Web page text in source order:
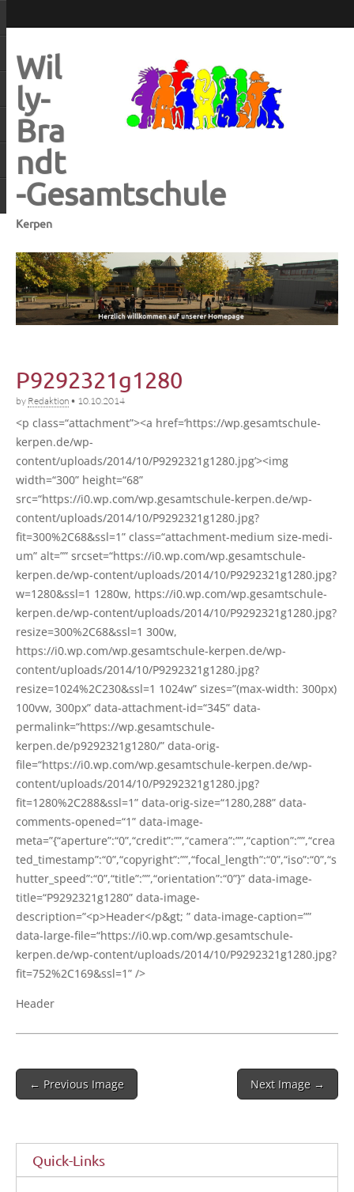
Wil
ly-
Bra
ndt
-Gesamtschule
Kerpen
P9292321g1280
by Redaktion • 10.10.2014
<p class=“attachment”><a href=‘https://wp.gesamtschule-
kerpen.de/wp-
content/uploads/2014/10/P9292321g1280.jpg’><img
width=“300” height=“68”
src=“https://i0.wp.com/wp.gesamtschule-kerpen.de/wp-
content/uploads/2014/10/P9292321g1280.jpg?
fit=300%2C68&ssl=1” class=“attachment-medium size-medi­
um” alt=”” srcset=“https://i0.wp.com/wp.gesamtschule-
kerpen.de/wp-content/uploads/2014/10/P9292321g1280.jpg?
w=1280&ssl=1 1280w, https://i0.wp.com/wp.gesamtschule-
kerpen.de/wp-content/uploads/2014/10/P9292321g1280.jpg?
resize=300%2C68&ssl=1 300w,
https://i0.wp.com/wp.gesamtschule-kerpen.de/wp-
content/uploads/2014/10/P9292321g1280.jpg?
resize=1024%2C230&ssl=1 1024w” sizes=”(max-width: 300px)
100vw, 300px” data-attachment-id=“345” data-
permalink=“https://wp.gesamtschule-
kerpen.de/p9292321g1280/” data-orig-
file=“https://i0.wp.com/wp.gesamtschule-kerpen.de/wp-
content/uploads/2014/10/P9292321g1280.jpg?
fit=1280%2C288&ssl=1” data-orig-size=“1280,288” data-
comments-opened=“1” data-image-
meta=”{“aperture”:“0”,“credit”:””,“camera”:””,“caption”:””,“crea
ted_timestamp”:“0”,“copyright”:””,“focal_length”:“0”,“iso”:“0”,“s
hutter_speed”:“0”,“title”:””,“orientation”:“0”}” data-image-
title=“P9292321g1280” data-image-
description=”<p>Header</p&gt; ” data-image-cap­ti­on=””
data-large-file=“https://i0.wp.com/wp.gesamtschule-
kerpen.de/wp-content/uploads/2014/10/P9292321g1280.jpg?
fit=752%2C169&ssl=1” />
Hea­der
Post
navigation
← Previous Image Next Image →
Quick-Links